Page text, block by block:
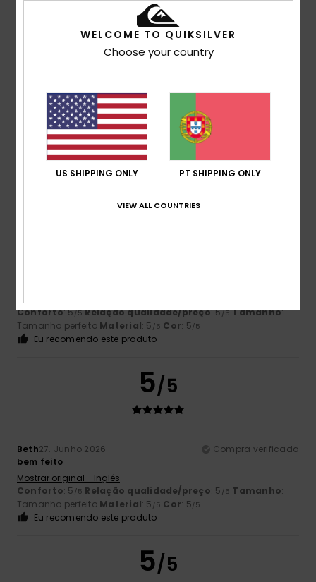
5/5
Um produto bonito, com o tamanho certo, respirável e em
promoção!!
Mostrar original - Francês
Conforto: 5/5 Relação qualidade/preço: 4
Tamanho perfeitoMaterial: 5
Eu recomendo este produto
5/5
Conforto: 5/5 Relação qualidade/preço: 5/5 Tamanho:
Tamanho perfeito Material: 5 /5 Cor: 5/5
Eu recomendo este produto
5/5
Beth27. Junho 2026
Compra verificada
bem feito
Mostrar original - Inglês
Conforto: 5 /5 Relação qualidade/preço: 5 /5 Tamanho:
Tamanho perfeito Material: 5 /5 Cor: 5/5
Eu recomendo este produto
5/5
WELCOME TO QUIKSILVER
Choose your country
US SHIPPING ONLY PT SHIPPING ONLY
VIEW ALL COUNTRIES